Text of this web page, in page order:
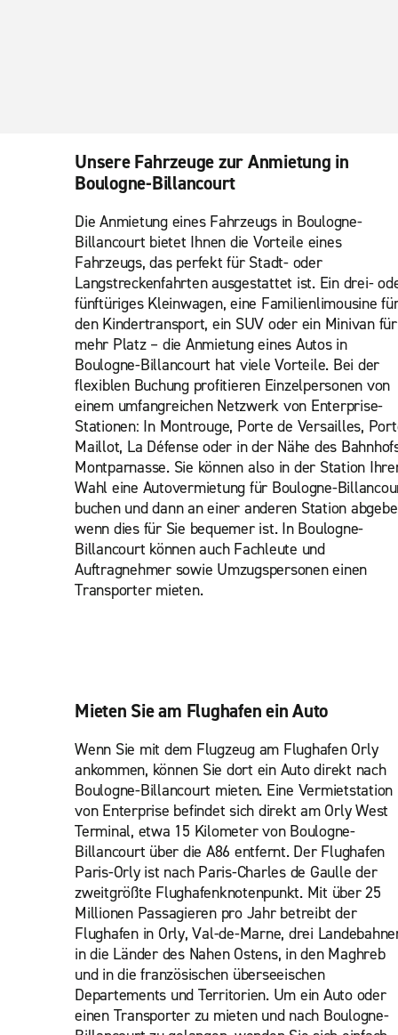
Unsere Fahrzeuge zur Anmietung in
Boulogne-Billancourt
Die Anmietung eines Fahrzeugs in Boulogne-
Billancourt bietet Ihnen die Vorteile eines
Fahrzeugs, das perfekt für Stadt- oder
Langstreckenfahrten ausgestattet ist. Ein drei-
fünftüriges Kleinwagen, eine Familienlimousine
den Kindertransport, ein SUV oder ein Minivan für
mehr Platz – die Anmietung eines Autos in
Boulogne-Billancourt hat viele Vorteile. Bei der
flexiblen Buchung profitieren Einzelpersonen von
einem umfangreichen Netzwerk von Enterprise-
Stationen: In Montrouge, Porte de Versailles,
Maillot, La Défense oder in der Nähe des
Montparnasse. Sie können also in der Station
Wahl eine Autovermietung für Boulogne-
buchen und dann an einer anderen Station
wenn dies für Sie bequemer ist. In Boulogne-
Billancourt können auch Fachleute und
Auftragnehmer sowie Umzugspersonen einen
Transporter mieten.
Mieten Sie am Flughafen ein Auto
Wenn Sie mit dem Flugzeug am Flughafen Orly
ankommen, können Sie dort ein Auto direkt nach
Boulogne-Billancourt mieten. Eine Vermietstation
von Enterprise befindet sich direkt am Orly West
Terminal, etwa 15 Kilometer von Boulogne-
Billancourt über die A86 entfernt. Der Flughafen
Paris-Orly ist nach Paris-Charles de Gaulle der
zweitgrößte Flughafenknotenpunkt. Mit über 25
Millionen Passagieren pro Jahr betreibt der
Flughafen in Orly, Val-de-Marne, drei
in die Länder des Nahen Ostens, in den Maghreb
und in die französischen überseeischen
Departements und Territorien. Um ein Auto oder
einen Transporter zu mieten und nach Boulogne-